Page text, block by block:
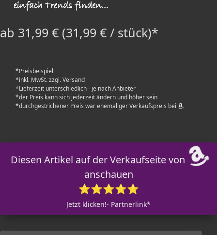
ab 31,99 € (31,99 € / stück)*
*Preisbeispiel
*inkl. MwSt. zzgl. Versand
*Lieferzeit unterschiedlich - je nach Anbieter
*der Preis kann sich jederzeit ändern und höher sein
*durchgestrichener Preis war ehemaliger Verkaufspreis bei
Diesen Artikel auf der Verkaufseite von
anschauen
⭐⭐⭐⭐⭐
Jetzt klicken!- Partnerlink*